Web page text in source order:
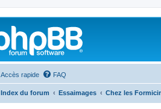
Accès rapide FAQ
Index du forum Essaimages Chez les